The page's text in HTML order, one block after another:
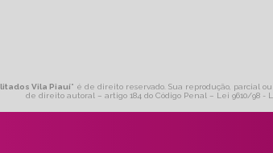
Vila Piauí" é de direito reservado. Sua reprodução, parcial
de direito autoral – artigo 184 do Código Penal – Lei 9610/98 -